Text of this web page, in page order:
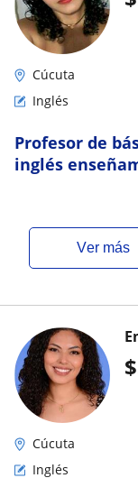
Cúcuta
Inglés
Profesor de
inglés
ver más
$
Cúcuta
Inglés